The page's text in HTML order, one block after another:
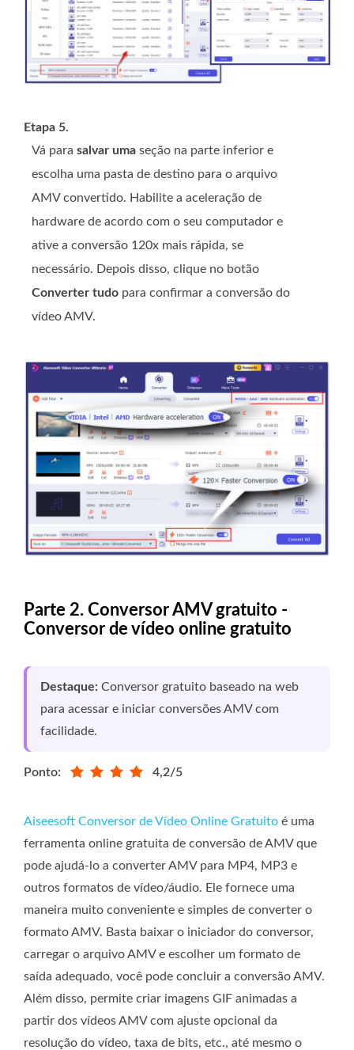
Etapa 5.
Vá para salvar uma seção na parte inferior e
escolha uma pasta de destino para o arquivo
AMV convertido. Habilite a aceleração de
hardware de acordo com o seu computador e
ative a conversão 120x mais rápida, se
necessário. Depois disso, clique no botão
Converter tudo para confirmar a conversão do
vídeo AMV.
Parte 2. Conversor AMV gratuito -
Conversor de vídeo online gratuito
Destaque: Conversor gratuito baseado na web
para acessar e iniciar conversões AMV com
facilidade.
Ponto: 4,2/5
Aiseesoft Conversor de Vídeo Online Gratuito é uma
ferramenta online gratuita de conversão de AMV que
pode ajudá-lo a converter AMV para MP4, MP3 e
outros formatos de vídeo/áudio. Ele fornece uma
maneira muito conveniente e simples de converter o
formato AMV. Basta baixar o iniciador do conversor,
carregar o arquivo AMV e escolher um formato de
saída adequado, você pode concluir a conversão AMV.
Além disso, permite criar imagens GIF animadas a
partir dos vídeos AMV com ajuste opcional da
resolução do vídeo, taxa de bits, etc., até mesmo o